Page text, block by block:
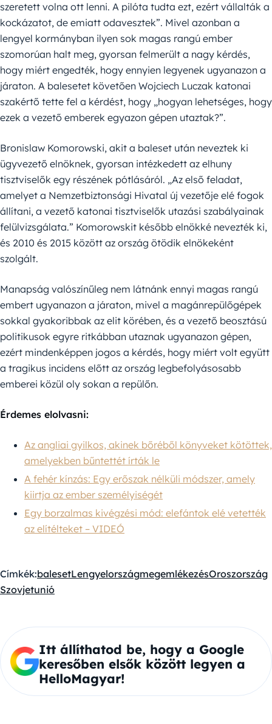
szeretett volna ott lenni. A pilóta tudta ezt, ezért vállalták a
kockázatot, de emiatt odavesztek”. Mivel azonban a
lengyel kormányban ilyen sok magas rangú ember
szomorúan halt meg, gyorsan felmerült a nagy kérdés,
hogy miért engedték, hogy ennyien legyenek ugyanazon a
járaton. A balesetet követően Wojciech Luczak katonai
szakértő tette fel a kérdést, hogy „hogyan lehetséges, hogy
ezek a vezető emberek egyazon gépen utaztak?”.
Bronislaw Komorowski, akit a baleset után neveztek ki
ügyvezető elnöknek, gyorsan intézkedett az elhuny
tisztviselők egy részének pótlásáról. „Az első feladat,
amelyet a Nemzetbiztonsági Hivatal új vezetője elé fogok
állítani, a vezető katonai tisztviselők utazási szabályainak
felülvizsgálata.” Komorowskit később elnökké nevezték ki,
és 2010 és 2015 között az ország ötödik elnökeként
szolgált.
Manapság valószínűleg nem látnánk ennyi magas rangú
embert ugyanazon a járaton, mivel a magánrepülőgépek
sokkal gyakoribbak az elit körében, és a vezető beosztású
politikusok egyre ritkábban utaznak ugyanazon gépen,
ezért mindenképpen jogos a kérdés, hogy miért volt együtt
a tragikus incidens előtt az ország legbefolyásosabb
emberei közül oly sokan a repülőn.
Érdemes elolvasni:
Az angliai gyilkos, akinek bőréből könyveket kötöttek,
amelyekben bűntettét írták le
A fehér kínzás: Egy erőszak nélküli módszer, amely
kiirtja az ember személyiségét
Egy borzalmas kivégzési mód: elefántok elé vetették
az elítélteket – VIDEÓ
Címkék:balesetLengyelországmegemlékezésOroszország
Szovjetunió
Itt állíthatod be, hogy a Google
keresőben elsők között legyen a
HelloMagyar!